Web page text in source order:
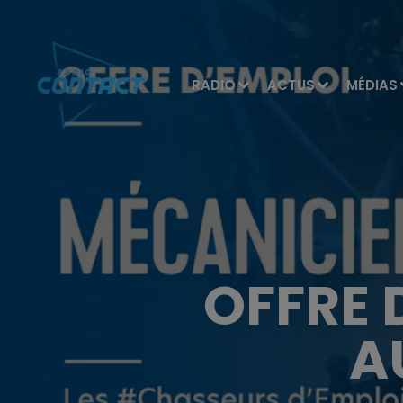
RADIO ACTUS MÉDIAS
OFFRE